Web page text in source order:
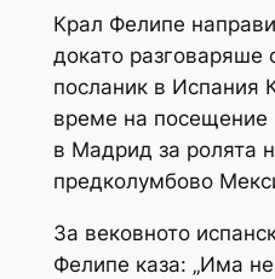
Крал Фелипе
докато разговаряше
посланик в Испания
време на посещение
в Мадрид за ролята
предколумбово
За вековното
Фелипе каза: „Има